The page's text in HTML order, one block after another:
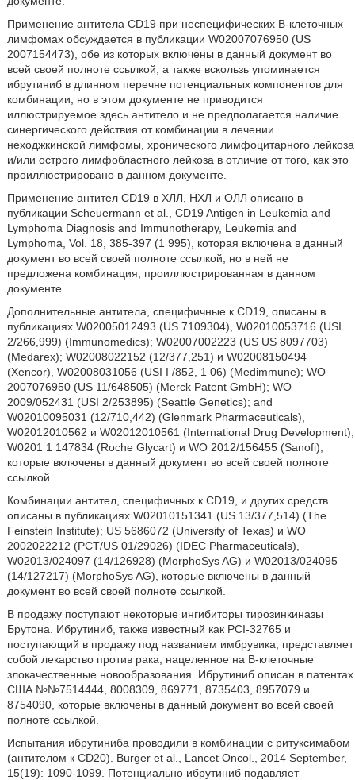
Применение антитела CD19 при неспецифических В-клеточных
лимфомах обсуждается в публикации W02007076950 (US
2007154473), обе из которых включены в данный документ во
всей своей полноте ссылкой, а также вскользь упоминается
ибрутиниб в длинном перечне потенциальных компонентов для
комбинации, но в этом документе не приводится
иллюстрируемое здесь антитело и не предполагается наличие
синергического действия от комбинации в лечении
неходжкинской лимфомы, хронического лимфоцитарного лейкоза
и/или острого лимфобластного лейкоза в отличие от того, как это
проиллюстрировано в данном документе.
Применение антител CD19 в ХЛЛ, НХЛ и ОЛЛ описано в
публикации Scheuermann et al., CD19 Antigen in Leukemia and
Lymphoma Diagnosis and Immunotherapy, Leukemia and
Lymphoma, Vol. 18, 385-397 (1 995), которая включена в данный
документ во всей своей полноте ссылкой, но в ней не
предложена комбинация, проиллюстрированная в данном
документе.
Дополнительные антитела, специфичные к CD19, описаны в
публикациях W02005012493 (US 7109304), W02010053716 (USI
2/266,999) (Immunomedics); W02007002223 (US US 8097703)
(Medarex); W02008022152 (12/377,251) и W02008150494
(Xencor), W02008031056 (USI I /852, 1 06) (Medimmune); WO
2007076950 (US 11/648505) (Merck Patent GmbH); WO
2009/052431 (USI 2/253895) (Seattle Genetics); and
W02010095031 (12/710,442) (Glenmark Pharmaceuticals),
W02012010562 и W02012010561 (International Drug Development),
W0201 1 147834 (Roche Glycart) и WO 2012/156455 (Sanofi),
которые включены в данный документ во всей своей полноте
ссылкой.
Комбинации антител, специфичных к CD19, и других средств
описаны в публикациях W02010151341 (US 13/377,514) (The
Feinstein Institute); US 5686072 (University of Texas) и WO
2002022212 (PCT/US 01/29026) (IDEC Pharmaceuticals),
W02013/024097 (14/126928) (MorphoSys AG) и W02013/024095
(14/127217) (MorphoSys AG), которые включены в данный
документ во всей своей полноте ссылкой.
В продажу поступают некоторые ингибиторы тирозинкиназы
Брутона. Ибрутиниб, также известный как PCI-32765 и
поступающий в продажу под названием имбрувика, представляет
собой лекарство против рака, нацеленное на В-клеточные
злокачественные новообразования. Ибрутиниб описан в патентах
США №№7514444, 8008309, 869771, 8735403, 8957079 и
8754090, которые включены в данный документ во всей своей
полноте ссылкой.
Испытания ибрутиниба проводили в комбинации с ритуксимабом
(антителом к CD20). Burger et al., Lancet Oncol., 2014 September,
15(19): 1090-1099. Потенциально ибрутиниб подавляет